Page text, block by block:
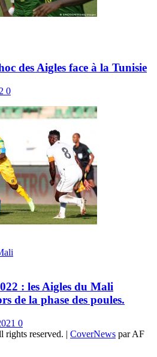
des Aigles face à la Tunisie
0
: les Aigles du Mali
de la phase des poules.
0
reserved. | CoverNews par AF